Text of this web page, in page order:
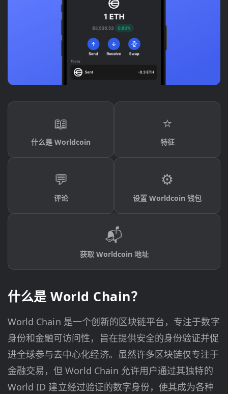
📖
什么是 Worldcoin
⭐
特征
💬
评论
⚙️
设置 Worldcoin 钱包
📬
获取 Worldcoin 地址
什么是 World Chain？
World Chain 是一个创新的区块链平台，专注于数字
身份和金融可访问性，旨在提供安全的身份验证并促
进全球参与去中心化经济。虽然许多区块链仅专注于
金融交易，但 World Chain 允许用户通过其独特的
World ID 建立经过验证的数字身份，使其成为各种